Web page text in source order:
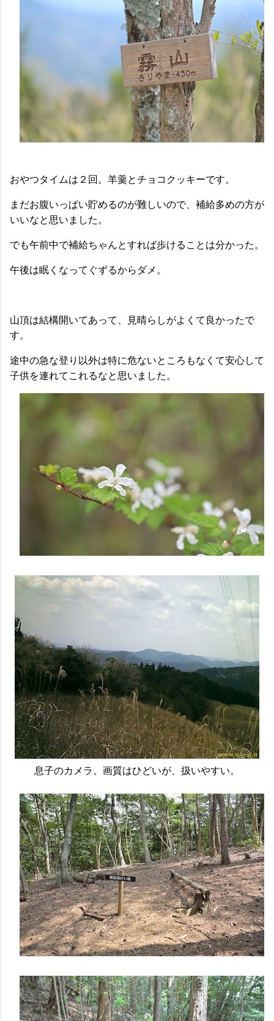
おやつタイムは２回。羊羹とチョコクッキーです。
まだお腹いっぱい貯めるのが難しいので、補給多めの方が
いいなと思いました。
でも午前中で補給ちゃんとすれば歩けることは分かった。
午後は眠くなってぐずるからダメ。
山頂は結構開いてあって、見晴らしがよくて良かったで
す。
途中の急な登り以外は特に危ないところもなくて安心して
子供を連れてこれるなと思いました。
息子のカメラ。画質はひどいが、扱いやすい。